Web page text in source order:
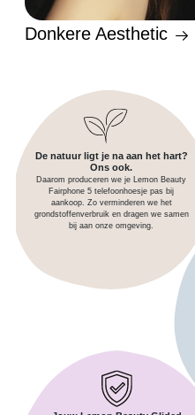
Donkere Aesthetic
De natuur ligt je na aan het hart?
Ons ook.
Daarom produceren we je Lemon Beauty
Fairphone 5 telefoonhoesje pas bij
aankoop. Zo verminderen we het
grondstoffenverbruik en dragen we samen
bij aan onze omgeving.